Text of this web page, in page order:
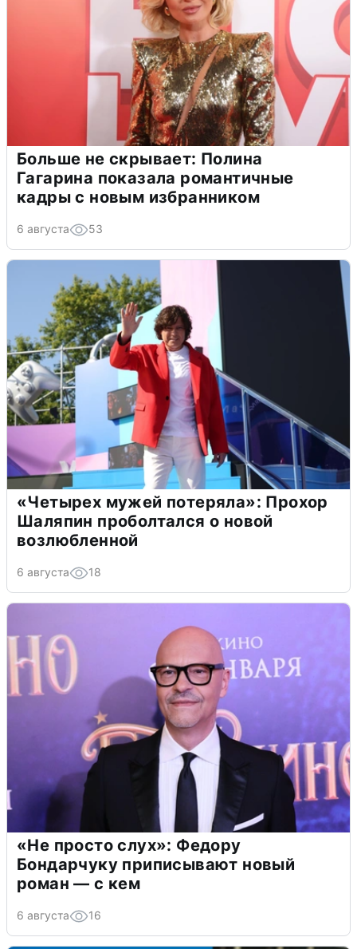
Больше не скрывает: Полина
Гагарина показала романтичные
кадры с новым избранником
6 августа 53
«Четырех мужей потеряла»: Прохор
Шаляпин проболтался о новой
возлюбленной
6 августа 18
«Не просто слух»: Федору
Бондарчуку приписывают новый
роман — с кем
6 августа 16